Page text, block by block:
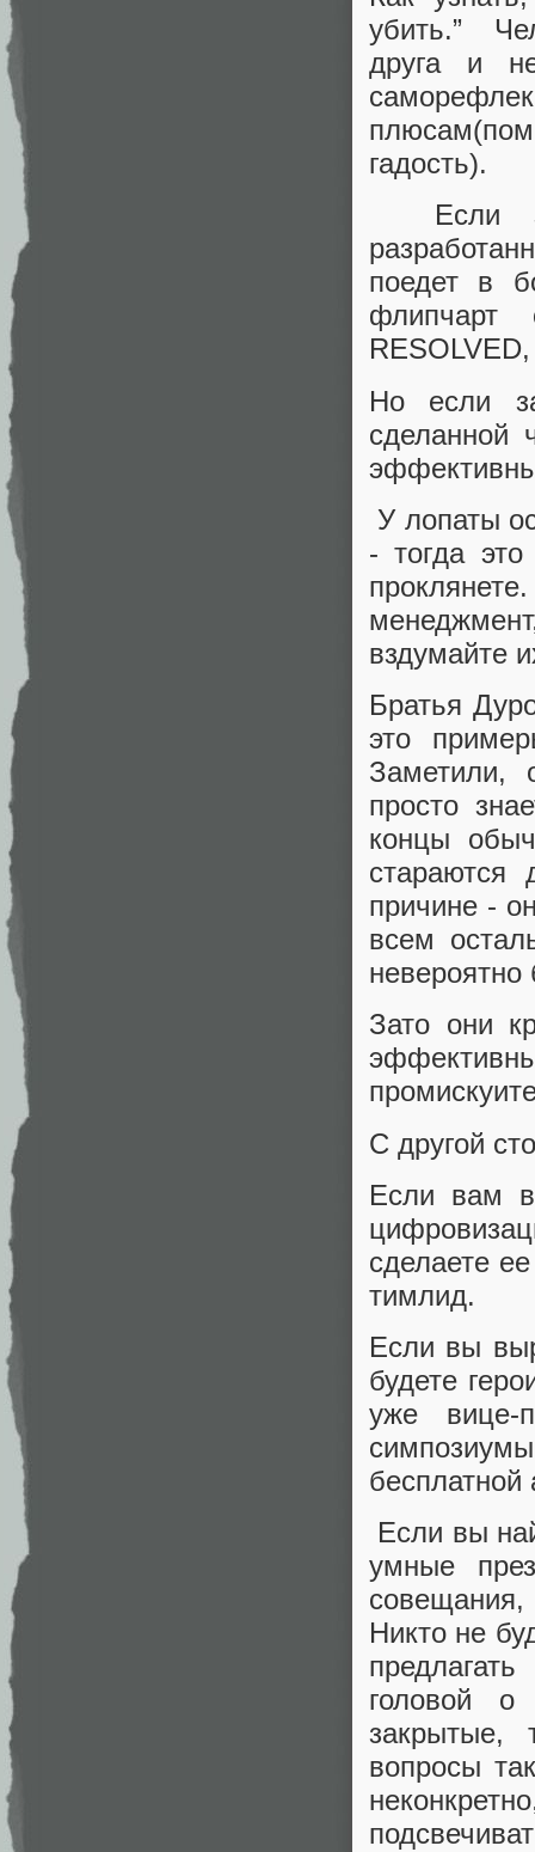
убить.”
друга и
гадость).
Если
поедет в
флипчарт
Но если
сделанной
У лопаты
- тогда
вздумайте
Братья
это
Заметили,
просто
концы
причине -
всем
Зато они
С другой
Если вам в
сделаете
тимлид.
Если вы
будете
уже вице-
Если вы
умные
Никто не
головой
закрытые,
вопросы